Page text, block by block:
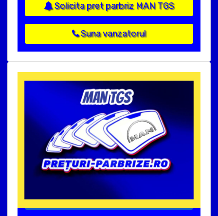
Solicita pret parbriz MAN TGS
Suna vanzatorul